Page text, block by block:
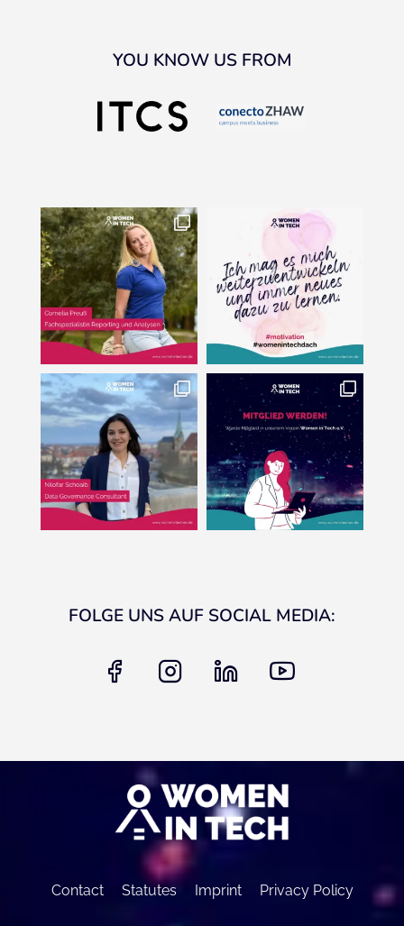
YOU KNOW US FROM
FOLGE UNS AUF SOCIAL MEDIA:
facebook instagram
Contact Statutes Imprint Privacy Policy